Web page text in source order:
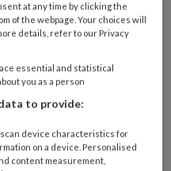
het
voor e-mails
en
?
at any time by clicking the
of the webpage. Your choices will
details, refer to our Privacy
essential and statistical
you as a person
to provide:
device characteristics for
on a device. Personalised
content measurement,